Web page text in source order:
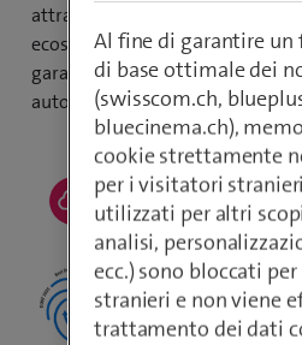
attraverso la trasformazione
ecosistema cloud self-service
garantire ai team DevOps i
autonomia, agilità ed efficienza.
Al fine di garantire
di base ottimale dei
(swisscom.ch,
bluecinema.ch),
cookie strettamente
per i visitatori
utilizzati per altri
analisi,
ecc.) sono bloccati
stranieri e non viene
trattamento dei dati